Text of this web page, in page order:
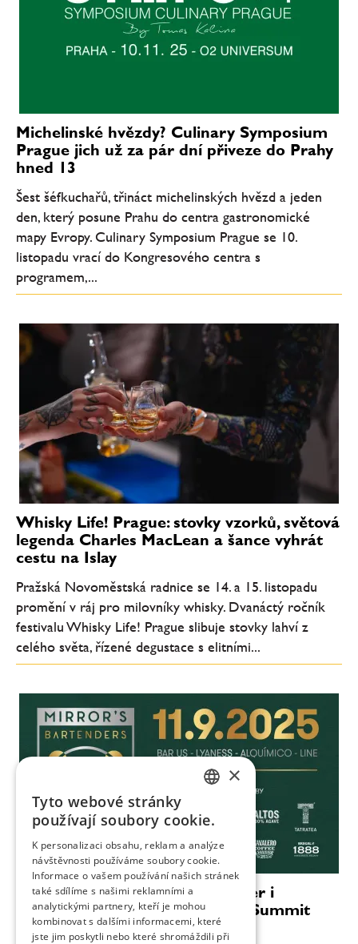
Michelinské hvězdy? Culinary Symposium
Prague jich už za pár dní přiveze do Prahy
hned 13
Šest šéfkuchařů, třináct michelinských hvězd a jeden
den, který posune Prahu do centra gastronomické
mapy Evropy. Culinary Symposium Prague se 10.
listopadu vrací do Kongresového centra s
programem,...
Whisky Life! Prague: stovky vzorků, světová
legenda Charles MacLean a šance vyhrát
cestu na Islay
Pražská Novoměstská radnice se 14. a 15. listopadu
promění v ráj pro milovníky whisky. Dvanáctý ročník
festivalu Whisky Life! Prague slibuje stovky lahví z
celého světa, řízené degustace s elitními...
Světové barmanství míří do Tater i
Bratislavy. Mirror’s Bartender’s Summit
láká špičky oboru
ENGLISH
×
Tyto webové stránky
používají soubory cookie.
K personalizaci obsahu, reklam a analýze
návštěvnosti používáme soubory cookie.
Informace o vašem používání našich stránek
také sdílíme s našimi reklamními a
analytickými partnery, kteří je mohou
kombinovat s dalšími informacemi, které
jste jim poskytli nebo které shromáždili při